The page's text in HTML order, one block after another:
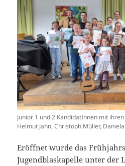
Junior 1 und 2 KandidatInnen mit
Helmut Jahn, Christoph Müller,
Eröffnet wurde das
Jugendblaskapelle unter der